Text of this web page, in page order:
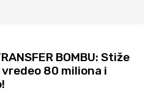
BOMBU: Stiže
80 miliona i